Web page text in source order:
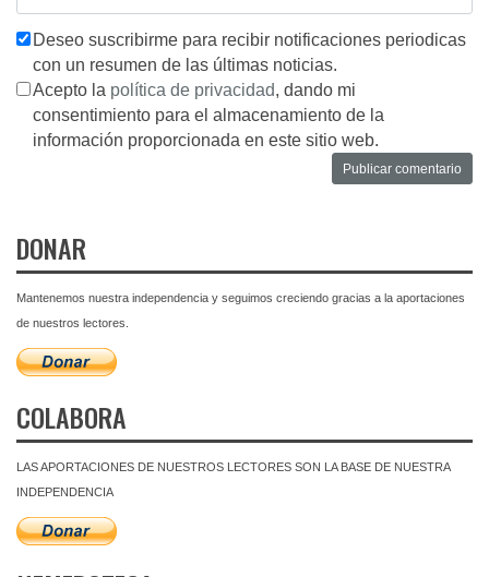
Deseo suscribirme para recibir notificaciones periodicas
con un resumen de las últimas noticias.
Acepto la política de privacidad, dando mi
consentimiento para el almacenamiento de la
información proporcionada en este sitio web.
DONAR
Mantenemos nuestra independencia y seguimos creciendo gracias a la aportaciones
de nuestros lectores.
COLABORA
LAS APORTACIONES DE NUESTROS LECTORES SON LA BASE DE NUESTRA
INDEPENDENCIA